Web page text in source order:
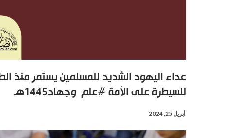
عداء اليهود الشديد للمسلمين يستمر منذ
للسيطرة على الأمة #علم_وجهاد1445هـ
أبريل 25, 2024